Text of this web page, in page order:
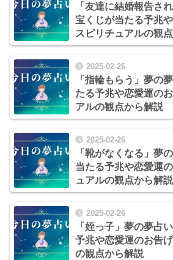
「友達に結婚報告さ
宝くじが当たる予兆
スピリチュアルの観
2025-02-26
「指輪もらう」夢の
たる予兆や恋愛運の
アルの観点から解説
2025-02-26
「靴がなくなる」夢
当たる予兆や恋愛運
ュアルの観点から解説
2025-02-26
「姪っ子」夢の夢占
予兆や恋愛運のお告
の観点から解説